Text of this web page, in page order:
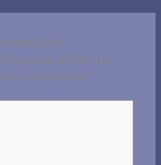
ne sera pas publiée. Les
sont indiqués avec *